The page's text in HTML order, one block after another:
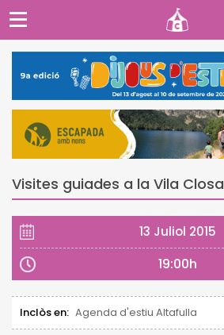
Visites guiades a la Vila Closa
13 Juliol 2015
19:00h
Inclòs en: Agenda d'estiu Altafulla